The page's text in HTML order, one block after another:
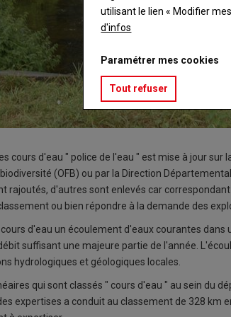
cours d'eau " police de l'eau " est mise à jour sur
(OFB) ou par la Direction
rajoutés, d'autres sont enlevés car
ou bien répondre à la demande des
d'eau un écoulement d'eaux courantes dans
suffisant une majeure partie de l'année.
hydrologiques et géologiques locales.
qui sont classés " cours d'eau " au sein du
expertises a conduit au classement de 328 km
utilisant le lien « Modifier
d'infos
Paramétrer mes cookies
Tout refuser